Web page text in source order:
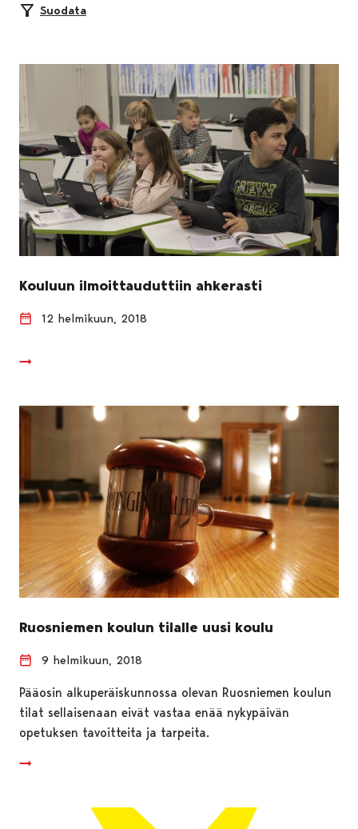
Suodata
Kouluun ilmoittauduttiin ahkerasti
12 helmikuun, 2018
Ruosniemen koulun tilalle uusi koulu
9 helmikuun, 2018
Pääosin alkuperäiskunnossa olevan Ruosniemen koulun
tilat sellaisenaan eivät vastaa enää nykypäivän
opetuksen tavoitteita ja tarpeita.